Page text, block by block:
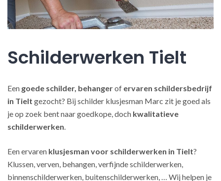
Schilderwerken Tielt
Een goede schilder, behangerof ervaren schildersbedrijf
in Tielt gezocht? Bij schilder klusjesman Marc zit je goed als
je op zoek bent naar goedkope, doch kwalitatieve
schilderwerken.
Een ervaren klusjesman voor schilderwerken in Tielt?
Klussen, verven, behangen, verfijnde schilderwerken,
binnenschilderwerken, buitenschilderwerken, … Wij helpen je